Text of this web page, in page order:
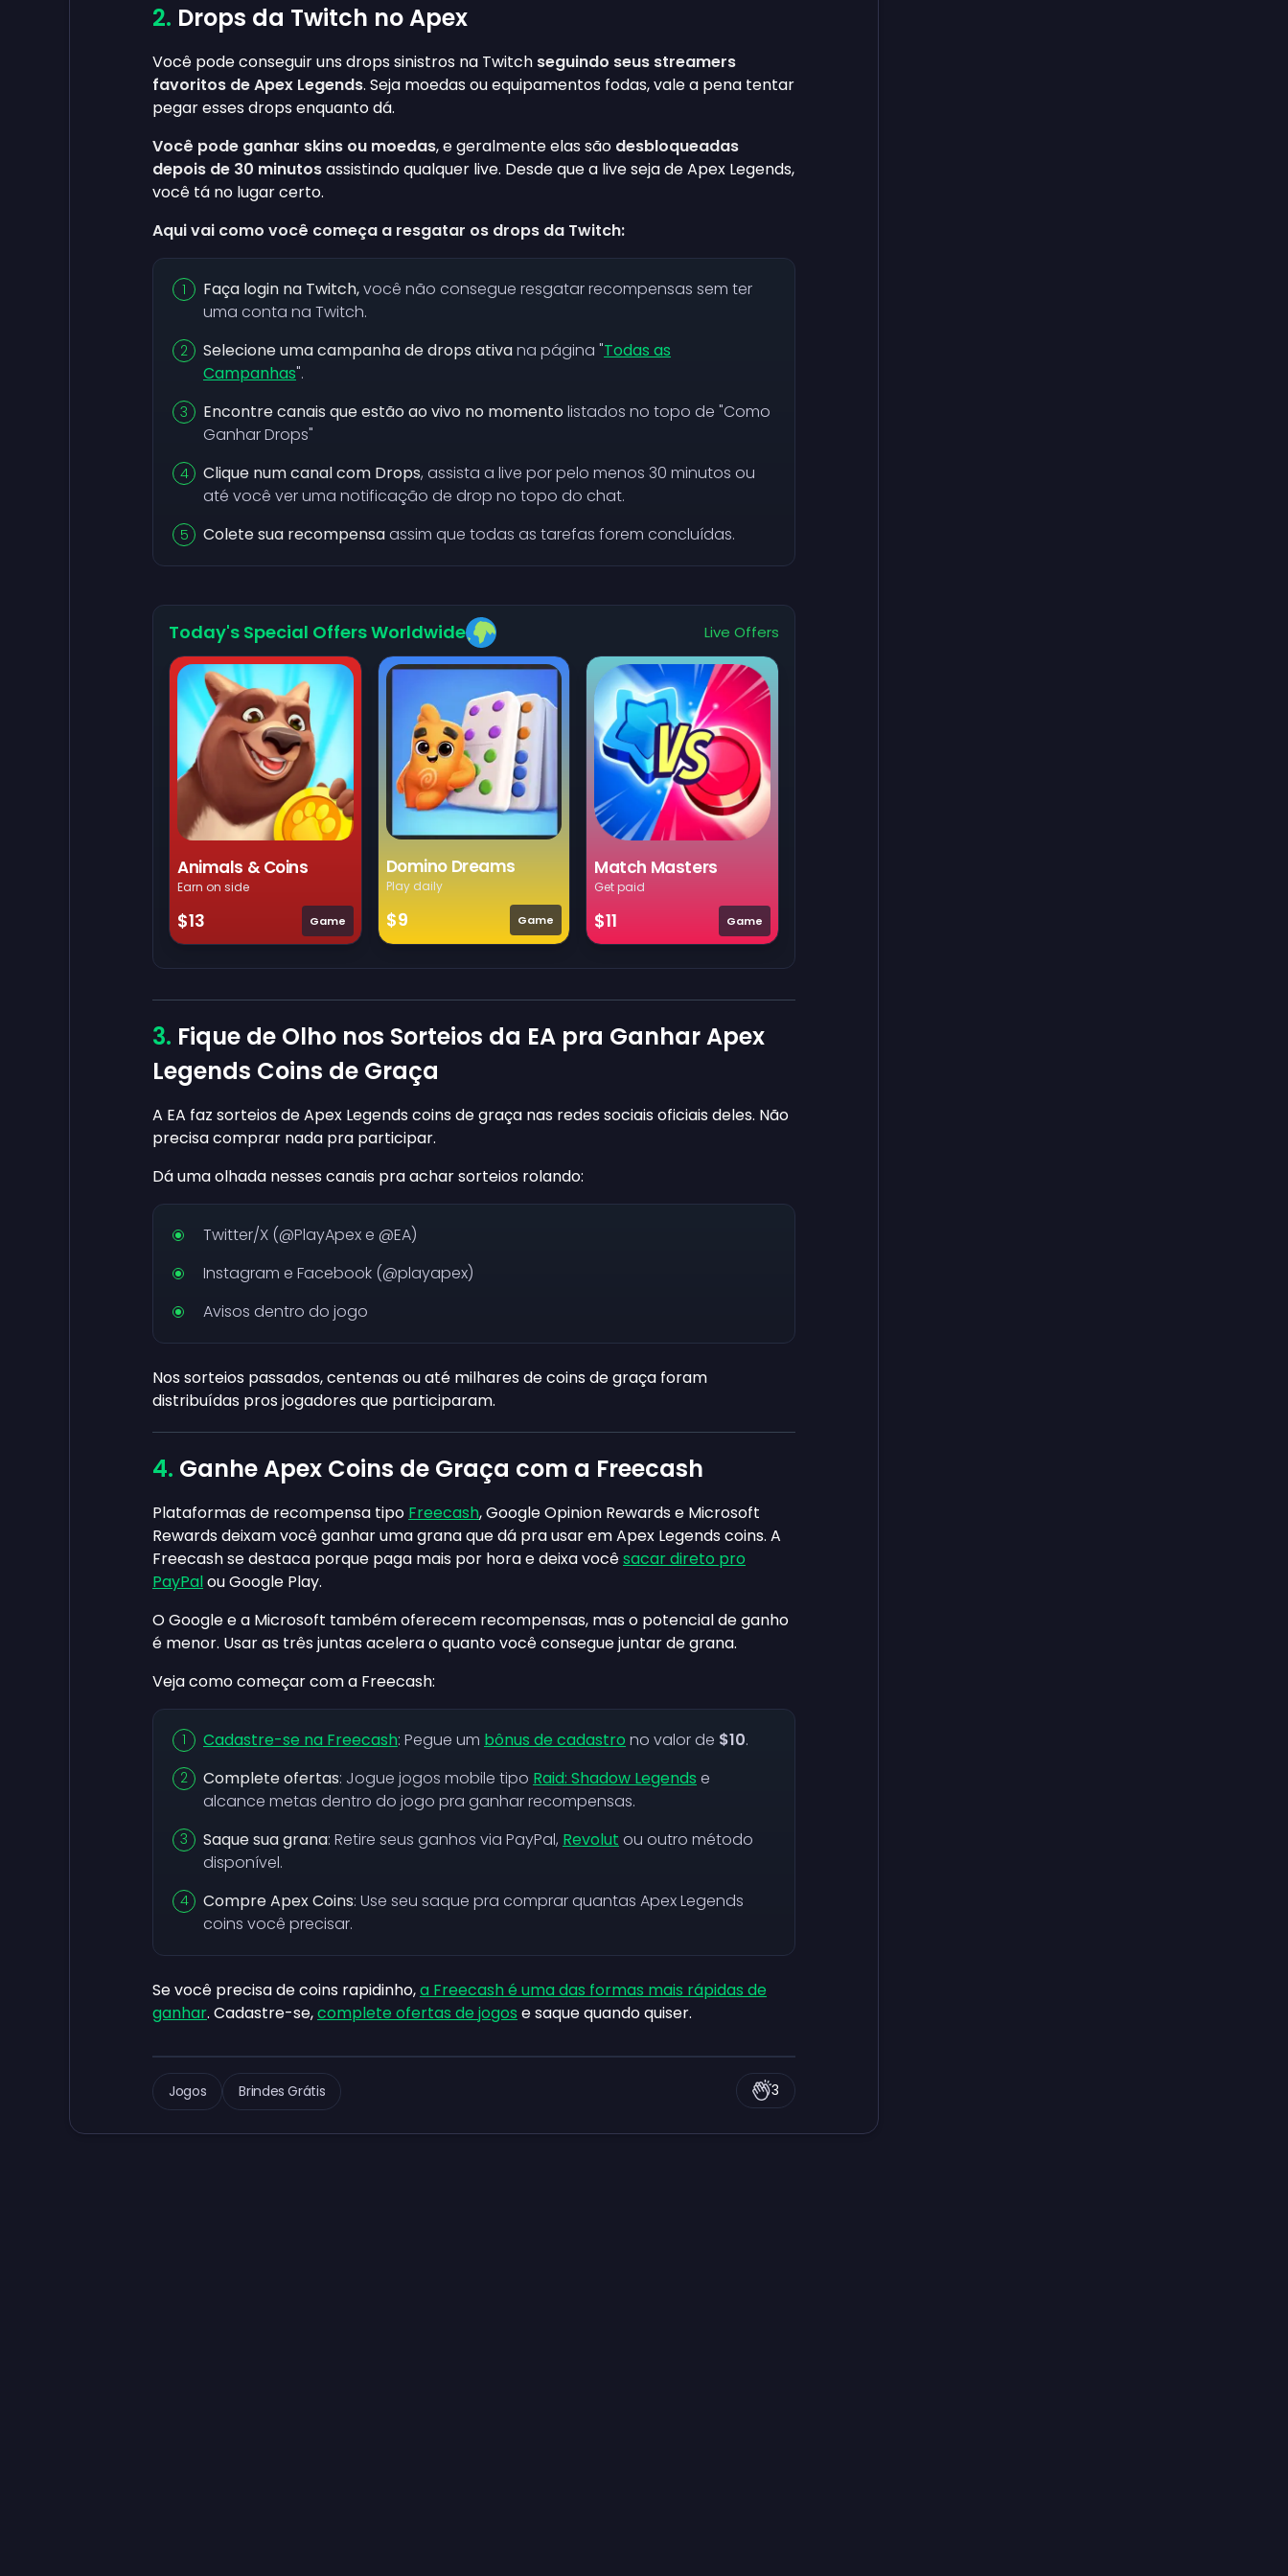
Drops da Twitch no Apex
Você pode conseguir uns drops sinistros na Twitch seguindo seus streamers
favoritos de Apex Legends. Seja moedas ou equipamentos fodas, vale a pena tentar
pegar esses drops enquanto dá.
Você pode ganhar skins ou moedas, e geralmente elas são desbloqueadas
depois de 30 minutosassistindo qualquer live. Desde que a live seja de Apex Legends,
você tá no lugar certo.
Aqui vai como você começa a resgatar os drops da Twitch:
Faça login na Twitch,você não consegue resgatar recompensas sem ter
uma conta na Twitch.
Selecione uma campanha de drops ativana página "Todas as
Campanhas".
Encontre canais que estão ao vivo no momento listados no topo de "Como
Ganhar Drops"
Clique num canal com Drops, assista a live por pelo menos 30 minutos ou
até você ver uma notificação de drop no topo do chat.
Colete sua recompensaassim que todas as tarefas forem concluídas.
Today's Special Offers Worldwide Live Offers
Animals & Coins
Earn on side
$13 Game
Domino Dreams
Play daily
$9 Game
Match Masters
Get paid
$11 Game
Fique de Olho nos Sorteios da EA pra Ganhar Apex
Legends Coins de Graça
A EA faz sorteios de Apex Legends coins de graça nas redes sociais oficiais deles. Não
precisa comprar nada pra participar.
Dá uma olhada nesses canais pra achar sorteios rolando:
Twitter/X (@PlayApex e @EA)
Instagram e Facebook (@playapex)
Avisos dentro do jogo
Nos sorteios passados, centenas ou até milhares de coins de graça foram
distribuídas pros jogadores que participaram.
Ganhe Apex Coins de Graça com a Freecash
Plataformas de recompensa tipo Freecash, Google Opinion Rewards e Microsoft
Rewards deixam você ganhar uma grana que dá pra usar em Apex Legends coins. A
Freecash se destaca porque paga mais por hora e deixa vocêsacar direto pro
PayPalou Google Play.
O Google e a Microsoft também oferecem recompensas, mas o potencial de ganho
é menor. Usar as três juntas acelera o quanto você consegue juntar de grana.
Veja como começar com a Freecash:
Cadastre-se na Freecash: Pegue um bônus de cadastro no valor de $10.
Complete ofertas: Jogue jogos mobile tipo Raid: Shadow Legends e
alcance metas dentro do jogo pra ganhar recompensas.
Saque sua grana: Retire seus ganhos via PayPal, Revolut ou outro método
disponível.
Compre Apex Coins: Use seu saque pra comprar quantas Apex Legends
coins você precisar.
Se você precisa de coins rapidinho,a Freecash é uma das formas mais rápidas de
ganhar. Cadastre-se,complete ofertas de jogos e saque quando quiser.
Jogos Brindes Grátis 3